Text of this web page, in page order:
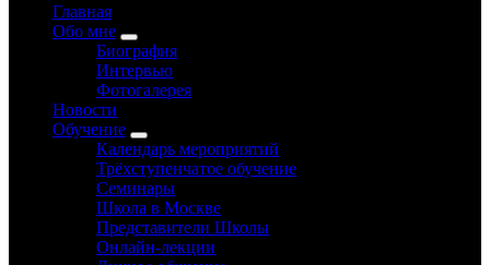
Главная
Обо мне
Биография
Интервью
Фотогалерея
Новости
Обучение
Календарь мероприятий
Трёхступенчатое обучение
Семинары
Школа в Москве
Представители Школы
Онлайн-лекции